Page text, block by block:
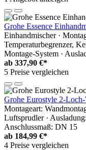
Grohe Essence
Einhandmischer ·
Temperaturbegrenzer,
Montage-System ·
ab 337,90 €*
5 Preise vergleichen
Grohe Eurostyle 2-
Montageart:
Luftsprudler ·
Anschlussmaß: DN 15
ab 184,99 €*
4 Preise vergleichen